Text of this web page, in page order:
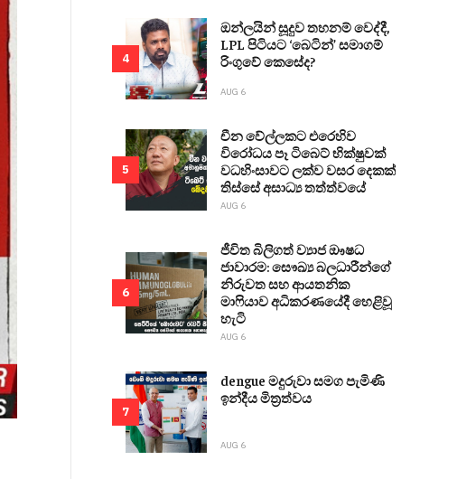
4
ඔන්ලයින් සූදුව තහනම් වෙද්දී,
LPL පිටියට ‘බෙටින්’ සමාගම්
රිංගුවේ කෙසේද?
AUG 6
5
චීන වේල්ලකට එරෙහිව
විරෝධය පෑ ටිබෙට් භික්ෂුවක්
වධහිංසාවට ලක්ව වසර දෙකක්
තිස්සේ අසාධ්‍ය තත්ත්වයේ
AUG 6
6
ජීවිත බිලිගත් ව්‍යාජ ඖෂධ
ජාවාරම: සෞඛ්‍ය බලධාරීන්ගේ
නිරුවත සහ ආයතනික
මාෆියාව අධිකරණයේදී හෙළිවූ
හැටි
AUG 6
7
dengue මදුරුවා සමග පැමිණි
ඉන්දීය මිත්‍රත්වය
AUG 6